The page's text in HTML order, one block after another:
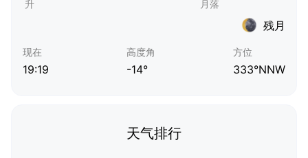
残月
现在
19:19
高度角
-14°
方位
333°NNW
天气排行